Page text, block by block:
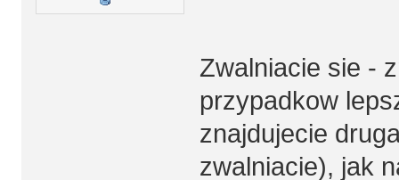
Zwalniacie sie -
przypadkow
znajdujecie
zwalniacie), jak